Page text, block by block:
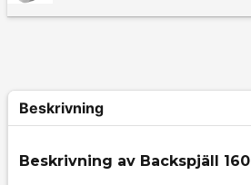
Beskrivning
Beskrivning av Backspjäll 160